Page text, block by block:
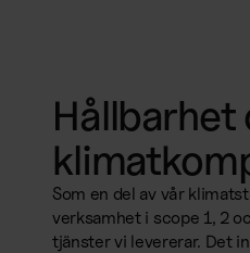
Hållbarhet
Som en del av vår
verksamhet i scope 1, 2
tjänster vi levererar. Det